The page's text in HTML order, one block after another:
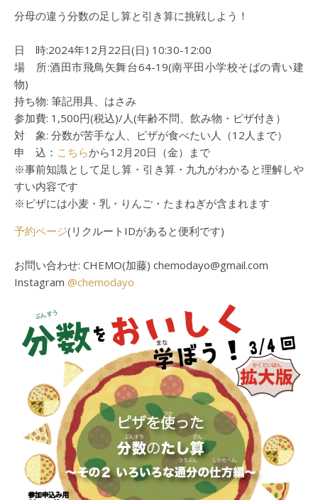
分母の違う分数の足し算と引き算に挑戦しよう！
日 時:2024年12月22日(日) 10:30-12:00
場 所:酒田市飛鳥矢舞台64-19(南平田小学校そばの青い建
物)
持ち物: 筆記用具、はさみ
参加費: 1,500円(税込)/人(年齢不問、飲み物・ピザ付き）
対 象: 分数が苦手な人、ピザが食べたい人（12人まで）
申 込： こちらから12月20日（金）まで
※事前知識として足し算・引き算・九九がわかると理解しや
すい内容です
※ピザには小麦・乳・りんご・たまねぎが含まれます
予約ページ(リクルートIDがあると便利です)
お問い合わせ: CHEMO(加藤) chemodayo@gmail.com
Instagram @chemodayo